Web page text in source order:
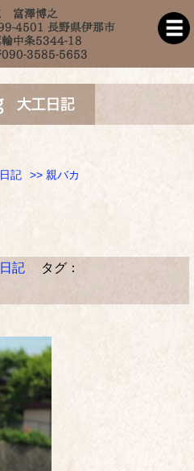
日記 >> 親バカ
日記 タグ：